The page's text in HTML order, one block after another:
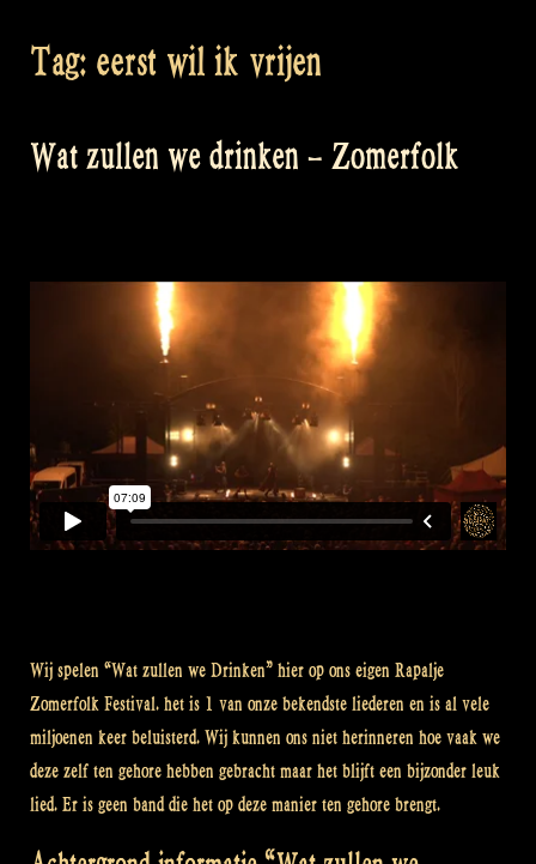
Tag: eerst wil ik vrijen
Wat zullen we drinken – Zomerfolk
Wij spelen “Wat zullen we Drinken” hier op ons eigen Rapalje
Zomerfolk Festival. het is 1 van onze bekendste liederen en is al vele
miljoenen keer beluisterd. Wij kunnen ons niet herinneren hoe vaak we
deze zelf ten gehore hebben gebracht maar het blijft een bijzonder leuk
lied. Er is geen band die het op deze manier ten gehore brengt.